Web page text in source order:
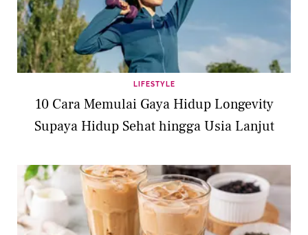
LIFESTYLE
10 Cara Memulai Gaya Hidup Longevity
Supaya Hidup Sehat hingga Usia Lanjut